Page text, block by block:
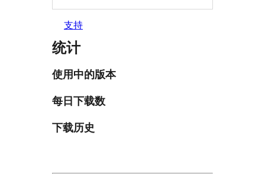
支持
统计
使用中的版本
每日下载数
下载历史